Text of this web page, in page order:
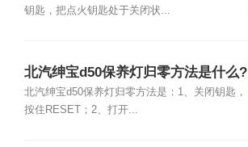
钥匙，把点火钥匙处于关闭状...
北汽绅宝d50保养灯归零方法是什么?
北汽绅宝d50保养灯归零方法是：1、关闭钥匙，
按住RESET；2、打开...